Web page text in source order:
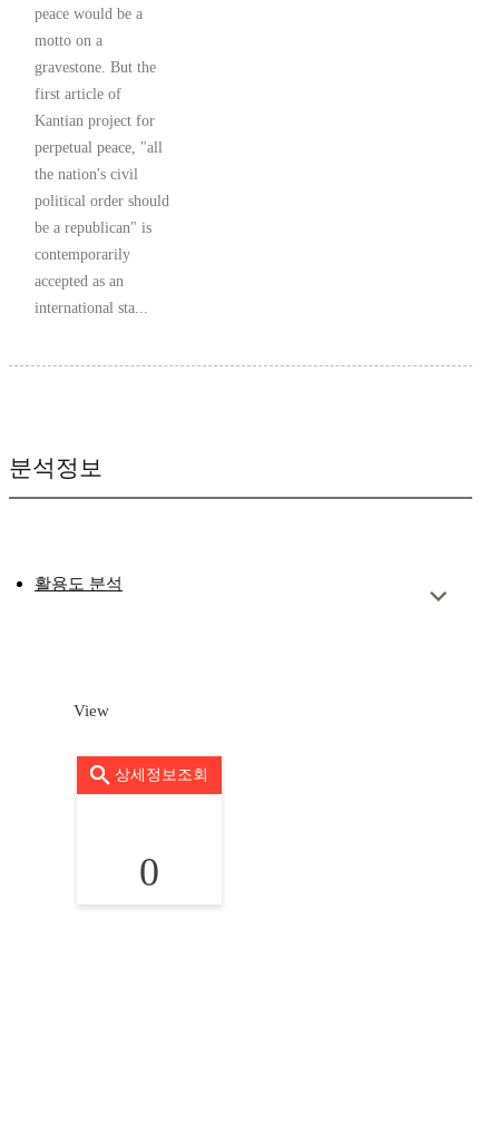
peace would be a
motto on a
gravestone. But the
first article of
Kantian project for
perpetual peace, "all
the nation's civil
political order should
be a republican" is
contemporarily
accepted as an
international sta...
분석정보
활용도 분석
View
상세정보조회
0